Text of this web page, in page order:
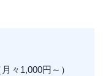
々1,000円～）